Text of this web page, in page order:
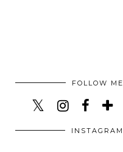
FOLLOW ME
INSTAGRAM